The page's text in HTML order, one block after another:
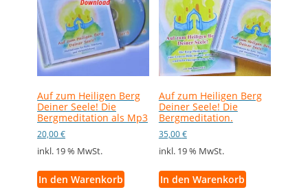
Auf zum Heiligen Berg
Deiner Seele! Die
Bergmeditation als Mp3
20,00€
inkl. 19 % MwSt.
In den Warenkorb
Auf zum Heiligen Berg
Deiner Seele! Die
Bergmeditation.
35,00€
inkl. 19 % MwSt.
In den Warenkorb